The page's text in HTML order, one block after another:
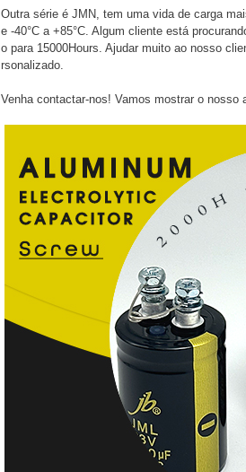
Outra série é JMN, tem uma vida de carga
e -40°C a +85°C. Algum cliente está
o para 15000Hours. Ajudar muito ao nosso
rsonalizado.
Venha contactar-nos! Vamos mostrar o nosso